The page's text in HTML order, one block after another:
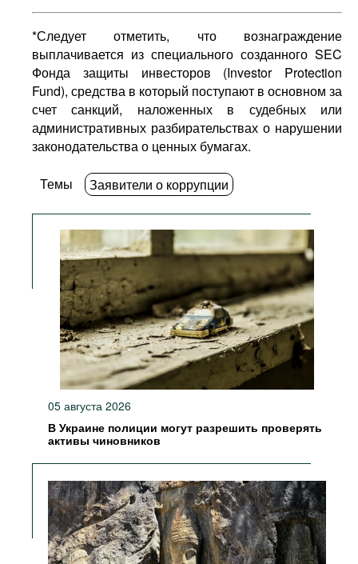
*Следует отметить, что вознаграждение
выплачивается из специального созданного SEC
Фонда защиты инвесторов (Investor Protection
Fund), средства в который поступают в основном за
счет санкций, наложенных в судебных или
административных разбирательствах о нарушении
законодательства о ценных бумагах.
Темы Заявители о коррупции
05 августа 2026
В Украине полиции могут разрешить проверять
активы чиновников